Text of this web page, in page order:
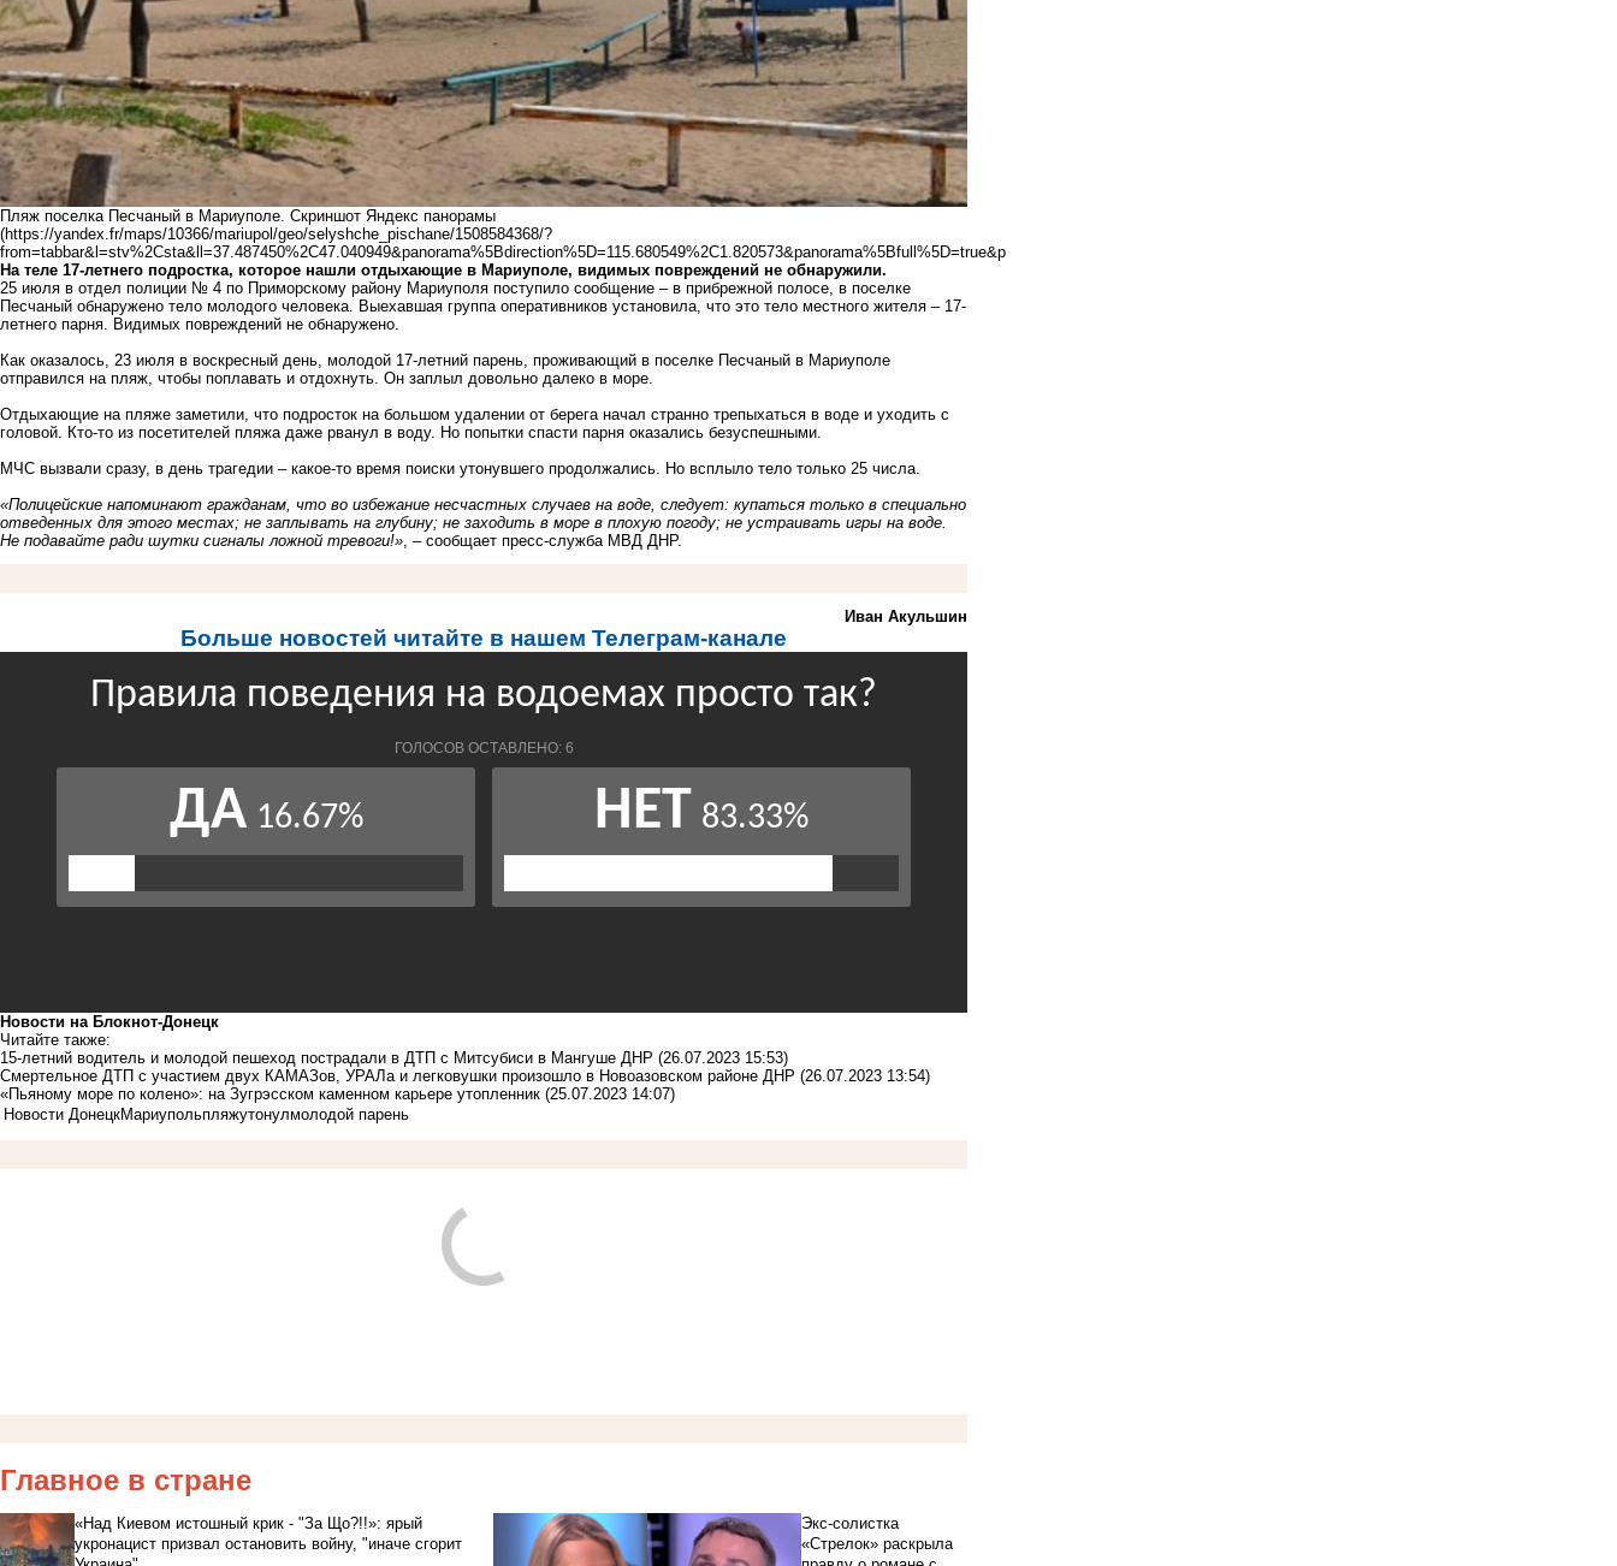
Пляж поселка Песчаный в Мариуполе. Скриншот Яндекс панорамы
(https://yandex.fr/maps/10366/mariupol/geo/selyshche_pischane/1508584368/?
from=tabbar&l=stv%2Csta&ll=37.487450%2C47.040949&panorama%5Bdirection%5D=115.680549%2C1.820573&panorama%5Bfull%5D=true&p
На теле 17-летнего подростка, которое нашли отдыхающие в Мариуполе, видимых повреждений не обнаружили.
25 июля в отдел полиции № 4 по Приморскому району Мариуполя поступило сообщение – в прибрежной полосе, в поселке
Песчаный обнаружено тело молодого человека. Выехавшая группа оперативников установила, что это тело местного жителя – 17-
летнего парня. Видимых повреждений не обнаружено.
Как оказалось, 23 июля в воскресный день, молодой 17-летний парень, проживающий в поселке Песчаный в Мариуполе
отправился на пляж, чтобы поплавать и отдохнуть. Он заплыл довольно далеко в море.
Отдыхающие на пляже заметили, что подросток на большом удалении от берега начал странно трепыхаться в воде и уходить с
головой. Кто-то из посетителей пляжа даже рванул в воду. Но попытки спасти парня оказались безуспешными.
МЧС вызвали сразу, в день трагедии – какое-то время поиски утонувшего продолжались. Но всплыло тело только 25 числа.
«Полицейские напоминают гражданам, что во избежание несчастных случаев на воде, следует: купаться только в специально
отведенных для этого местах; не заплывать на глубину; не заходить в море в плохую погоду; не устраивать игры на воде.
Не подавайте ради шутки сигналы ложной тревоги!», – сообщает пресс-служба МВД ДНР.
Иван Акульшин
Больше новостей читайте в нашем Телеграм-канале
Новости на Блoкнoт-Донецк
Читайте также:
15-летний водитель и молодой пешеход пострадали в ДТП с Митсубиси в Мангуше ДНР (26.07.2023 15:53)
Смертельное ДТП с участием двух КАМАЗов, УРАЛа и легковушки произошло в Новоазовском районе ДНР (26.07.2023 13:54)
«Пьяному море по колено»: на Зугрэсском каменном карьере утопленник (25.07.2023 14:07)
Новости ДонецкМариупольпляжутонулмолодой парень
Главное в стране
«Над Киевом истошный крик - "За Що?!!»: ярый
укронацист призвал остановить войну, "иначе сгорит
Экс-солистка
«Стрелок» раскрыла